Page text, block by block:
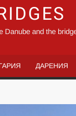
Danube and the
ДАРЕНИЯ